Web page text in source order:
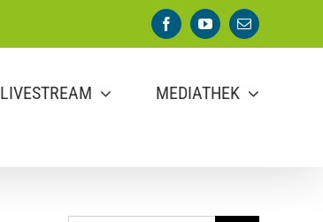
FacebookYouTube
E-
Mail
LIVESTREAM MEDIATHEK